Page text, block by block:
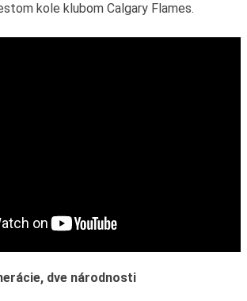
kole klubom Calgary Flames.
dve národnosti